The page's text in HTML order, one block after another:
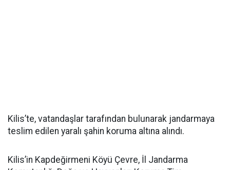
Kilis’te, vatandaşlar tarafından bulunarak jandarmaya
teslim edilen yaralı şahin koruma altına alındı.
Kilis’in Kapdeğirmeni Köyü Çevre, İl Jandarma